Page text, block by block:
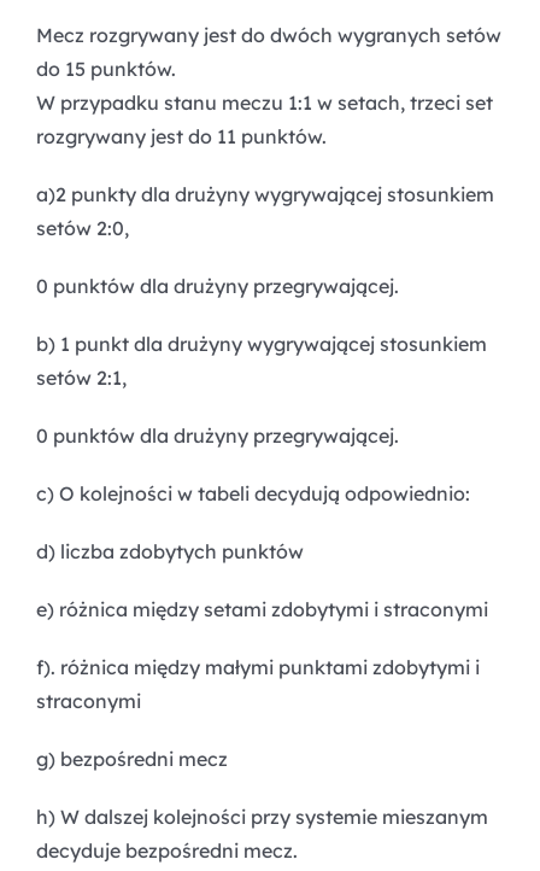
Mecz rozgrywany jest do dwóch wygranych setów
do 15 punktów.
W przypadku stanu meczu 1:1 w setach, trzeci set
rozgrywany jest do 11 punktów.
a)2 punkty dla drużyny wygrywającej stosunkiem
setów 2:0,
0 punktów dla drużyny przegrywającej.
b) 1 punkt dla drużyny wygrywającej stosunkiem
setów 2:1,
0 punktów dla drużyny przegrywającej.
c) O kolejności w tabeli decydują odpowiednio:
d) liczba zdobytych punktów
e) różnica między setami zdobytymi i straconymi
f). różnica między małymi punktami zdobytymi i
straconymi
g) bezpośredni mecz
h) W dalszej kolejności przy systemie mieszanym
decyduje bezpośredni mecz.